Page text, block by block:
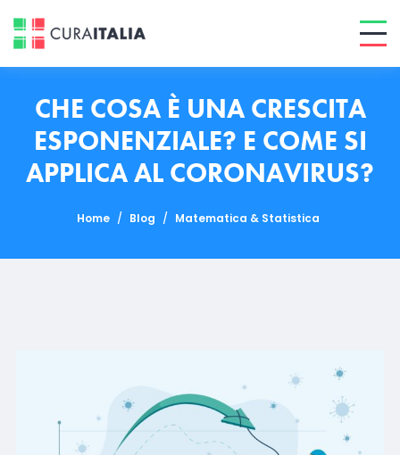
CHE COSA È UNA CRESCITA
ESPONENZIALE? E COME SI
APPLICA AL CORONAVIRUS?
Home / Blog / Matematica & Statistica